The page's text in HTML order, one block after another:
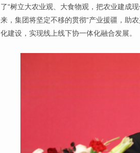
了“树立大农业观、大食物观，把农业建成
来，集团将坚定不移的贯彻“产业援疆，助
化建设，实现线上线下协一体化融合发展。